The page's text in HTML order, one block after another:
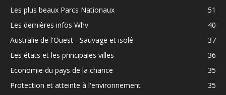
Les plus beaux Parcs Nationaux
51
Les dernières infos Whv
40
Australie de l'Ouest - Sauvage et isolé
37
Les états et les principales villes
36
Economie du pays de la chance
35
Protection et atteinte à l'environnement
35